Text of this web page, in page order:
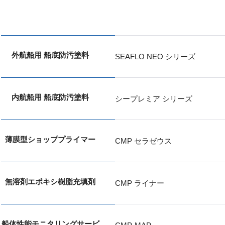
外航船用 船底防汚塗料 SEAFLO NEO シリーズ
内航船用 船底防汚塗料 シープレミア シリーズ
薄膜型ショッププライマー CMP セラゼウス
無溶剤エポキシ樹脂充填剤 CMP ライナー